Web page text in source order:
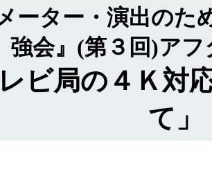
ーター・演出の
強会』(第３回)ア
レビ局の４Ｋ対
て」